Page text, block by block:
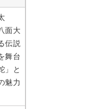
面大
伝説
舞台
」と
魅力